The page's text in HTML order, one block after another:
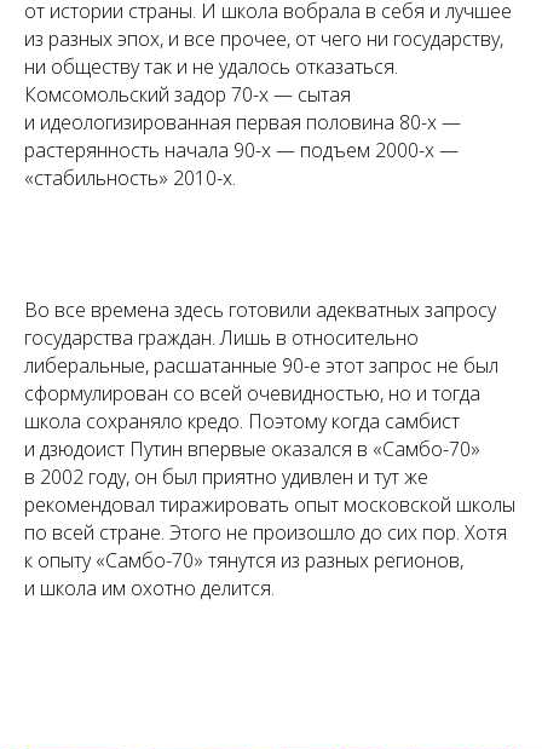
от истории страны. И школа вобрала в себя и лучшее
из разных эпох, и все прочее, от чего ни государству,
ни обществу так и не удалось отказаться.
Комсомольский задор 70-х — сытая
и идеологизированная первая половина 80-х —
растерянность начала 90-х — подъем 2000-х —
«стабильность» 2010-х.
Во все времена здесь готовили адекватных запросу
государства граждан. Лишь в относительно
либеральные, расшатанные 90-е этот запрос не был
сформулирован со всей очевидностью, но и тогда
школа сохраняло кредо. Поэтому когда самбист
и дзюдоист Путин впервые оказался в «Самбо-70»
в 2002 году, он был приятно удивлен и тут же
рекомендовал тиражировать опыт московской школы
по всей стране. Этого не произошло до сих пор. Хотя
к опыту «Самбо-70» тянутся из разных регионов,
и школа им охотно делится.